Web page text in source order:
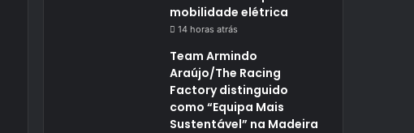
mobilidade elétrica
14 horas atrás
Team Armindo
Araújo/The Racing
Factory distinguido
como “Equipa Mais
Sustentável” na Madeira